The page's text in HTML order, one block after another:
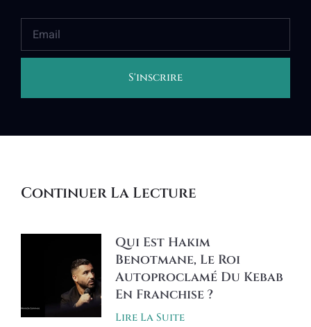
S'inscrire
Continuer La Lecture
Qui Est Hakim
Benotmane, Le Roi
Autoproclamé Du Kebab
En Franchise ?
Lire La Suite